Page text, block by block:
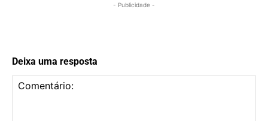
- Publicidade -
Deixa uma resposta